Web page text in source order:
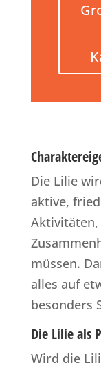
Die Lilie
aktive,
müssen.
alles auf
besonders
Die Lilie als
Wird die